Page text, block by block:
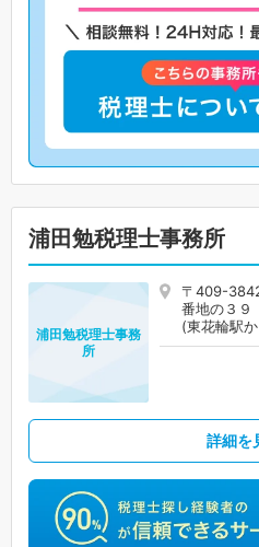
浦田勉税理士事務所
〒409-
番地の３９
(東花輪駅
浦田勉税理士事務
所
詳細を